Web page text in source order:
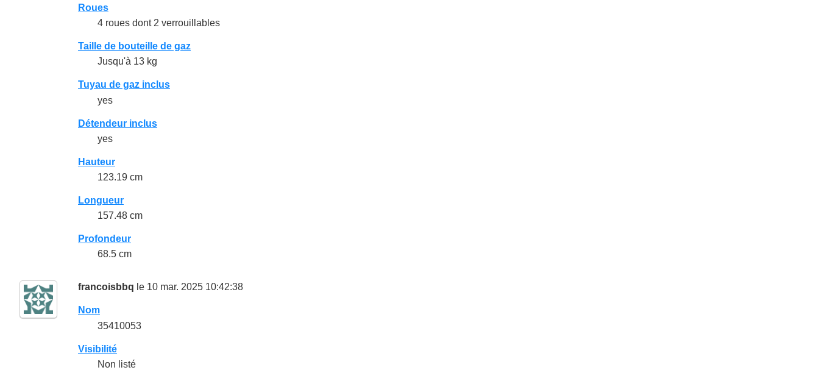
Roues
4 roues dont 2 verrouillables
Taille de bouteille de gaz
Jusqu'à 13 kg
Tuyau de gaz inclus
yes
Détendeur inclus
yes
Hauteur
123.19 cm
Longueur
157.48 cm
Profondeur
68.5 cm
francoisbbq le 10 mar. 2025 10:42:38
Nom
35410053
Visibilité
Non listé